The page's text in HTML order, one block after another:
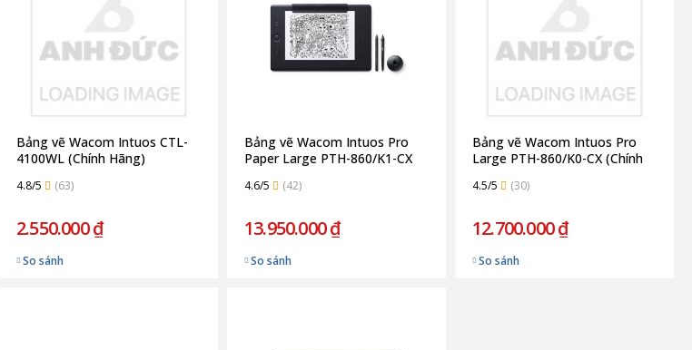
Bảng vẽ Wacom Intuos CTL-
4100WL (Chính Hãng)
4.8/5 (63)
2.550.000 ₫
So sánh
Bảng vẽ Wacom Intuos Pro
Paper Large PTH-860/K1-CX
4.6/5 (42)
13.950.000 ₫
So sánh
Bảng vẽ Wacom Intuos Pro
Large PTH-860/K0-CX (Chính
4.5/5 (30)
12.700.000 ₫
So sánh